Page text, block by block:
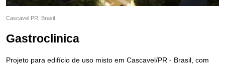
Cascavel PR, Brasil
Gastroclinica
Projeto para edifício de uso misto em Cascavel/PR - Brasil, com